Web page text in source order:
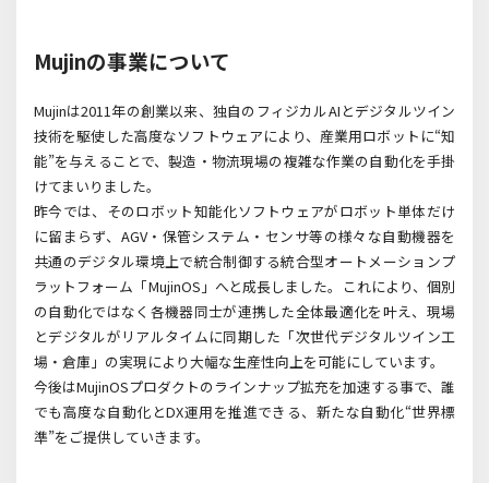
Mujinの事業について
Mujinは2011年の創業以来、独自のフィジカルAI とデジタルツイン
技術を駆使した高度なソフトウェアにより、産業用ロボットに“知
能”を与えることで、製造・物流現場の複雑な作業の自動化を手掛
けてまいりました。
昨今では、そのロボット知能化ソフトウェアがロボット単体だけ
に留まらず、AGV・保管システム・センサ等の様々な自動機器を
共通のデジタル環境上で統合制御する統合型オートメーションプ
ラットフォーム「MujinOS 」へと成長しました。これにより、個別
の自動化ではなく各機器同士が連携した全体最適化を叶え、現場
とデジタルがリアルタイムに同期した「次世代デジタルツイン工
場・倉庫」の実現により大幅な生産性向上を可能にしています。
今後はMujinOSプロダクトのラインナップ拡充を加速する事で、誰
でも高度な自動化とDX運用を推進できる、新たな自動化“世界標
準”をご提供していきます。